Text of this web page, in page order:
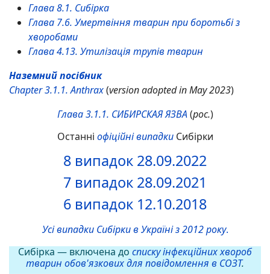
Глава 8.1. Сибірка
Глава 7.6. Умертвіння тварин при боротьбі з
хворобами
Глава 4.13. Утилізація трупів тварин
Наземний посібник
Chapter 3.1.1. Anthrax(version adopted in May 2023)
Глава 3.1.1. СИБИРСКАЯ ЯЗВА(рос.)
Останні офіційні випадкиСибірки
8 випадок 28.09.2022
7 випадок 28.09.2021
6 випадок 12.10.2018
Усі випадки Сибірки в Україні з 2012 року.
Сибірка — включена до списку інфекційних хвороб
тварин обов'язкових для повідомлення в СОЗТ.